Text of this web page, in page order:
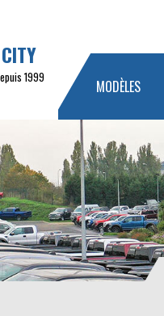
1999 MODÈLES